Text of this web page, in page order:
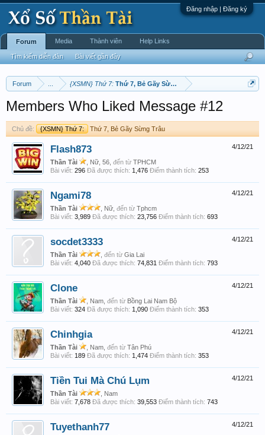
Đăng nhập | Đăng ký
Forum {XSMN} Thứ 7: Thứ 7, Bẻ Gãy Sừng Trâu
Members Who Liked Message #12
Chủ đề: {XSMN} Thứ 7: Thứ 7, Bẻ Gãy Sừng Trâu
4/12/21
Flash873
Thần Tài , Nữ, 56, đến từ TPHCM
Bài viết: 296 Đã được thích: 1,476 Điểm thành tích: 253
4/12/21
Ngami78
Thần Tài , Nữ, đến từ Tphcm
Bài viết: 3,989 Đã được thích: 23,756 Điểm thành tích: 693
4/12/21
socdet3333
Thần Tài đến từ Gia Lai
Bài viết: 4,040 Đã được thích: 74,831 Điểm thành tích: 793
4/12/21
Clone
Thần Tài , Nam, đến từ Bồng Lai Nam Bộ
Bài viết: 324 Đã được thích: 1,090 Điểm thành tích: 353
4/12/21
Chinhgia
Thần Tài , Nam, đến từ Tân Phú
Bài viết: 189 Đã được thích: 1,474 Điểm thành tích: 353
4/12/21
Tiền Tui Mà Chú Lụm
Thần Tài
, Nam
Bài viết: 7,678 Đã được thích: 39,553 Điểm thành tích: 743
4/12/21
Tuyethanh77
Forum
Tìm kiếm diễn đàn Bài viết gần đây
Media Thành viên Help Links